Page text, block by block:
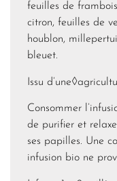
feuilles de
citron, feuilles de
houblon,
bleuet.
Issu
Consommer
de purifier et
ses papilles. Une
infusion bio ne